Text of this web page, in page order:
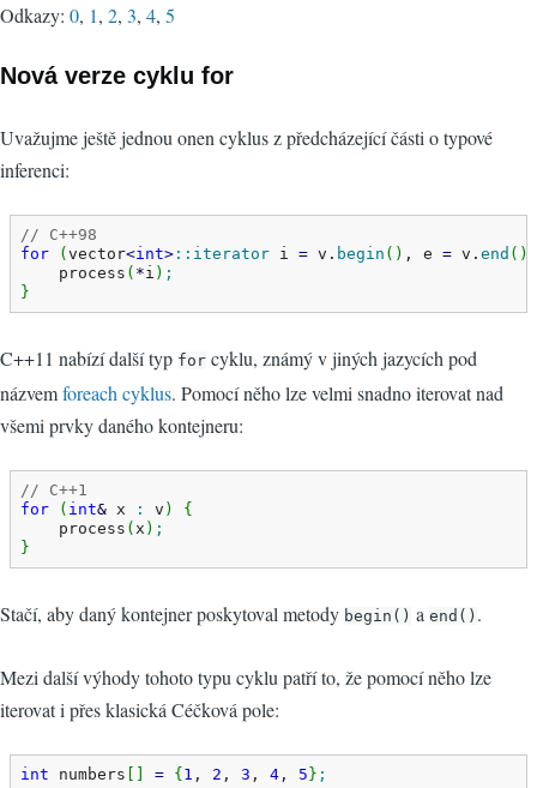
Odkazy: 0, 1, 2, 3, 4, 5
Nová verze cyklu for
Uvažujme ještě jednou onen cyklus z předcházející části o typové
inferenci:
// C++98
for
( vector<int> :: iterator i = v. begin ( ) , e = v. end ( )
    process
( *i ) ;
}
C++11 nabízí další typ for cyklu, známý v jiných jazycích pod
názvemforeach cyklus. Pomocí něho lze velmi snadno iterovat nad
všemi prvky daného kontejneru:
// C++1
for
( int& x : v )
{
    process
( x ) ;
}
Stačí, aby daný kontejner poskytoval metody begin() a end() .
Mezi další výhody tohoto typu cyklu patří to, že pomocí něho lze
iterovat i přes klasická Céčková pole:
int numbers = { 1 , 2 , 3 , 4 , 5 } ;